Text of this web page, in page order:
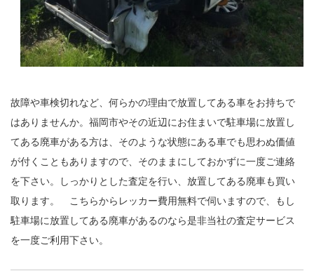
故障や車検切れなど、何らかの理由で放置してある車をお持ちで
はありませんか。福岡市やその近辺にお住まいで駐車場に放置し
てある廃車がある方は、そのような状態にある車でも思わぬ価値
が付くこともありますので、そのままにしておかずに一度ご連絡
を下さい。しっかりとした査定を行い、放置してある廃車も買い
取ります。 こちらからレッカー費用無料で伺いますので、もし
駐車場に放置してある廃車があるのなら是非当社の査定サービス
を一度ご利用下さい。